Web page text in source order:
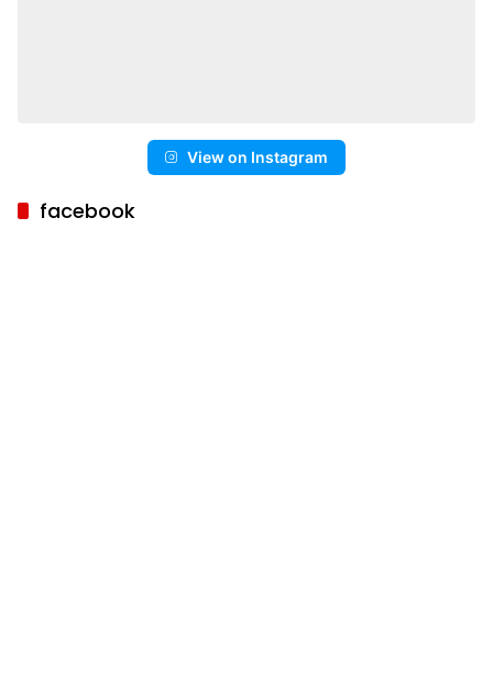
View on Instagram
facebook